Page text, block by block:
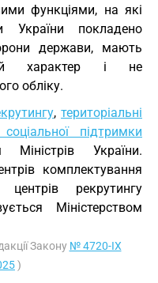
функціями, на які
України покладено
держави, мають
характер і не
обліку.
, територіальні
підтримки
Міністрів України.
комплектування
рекрутингу
Міністерством
Закону № 4720-IX
)